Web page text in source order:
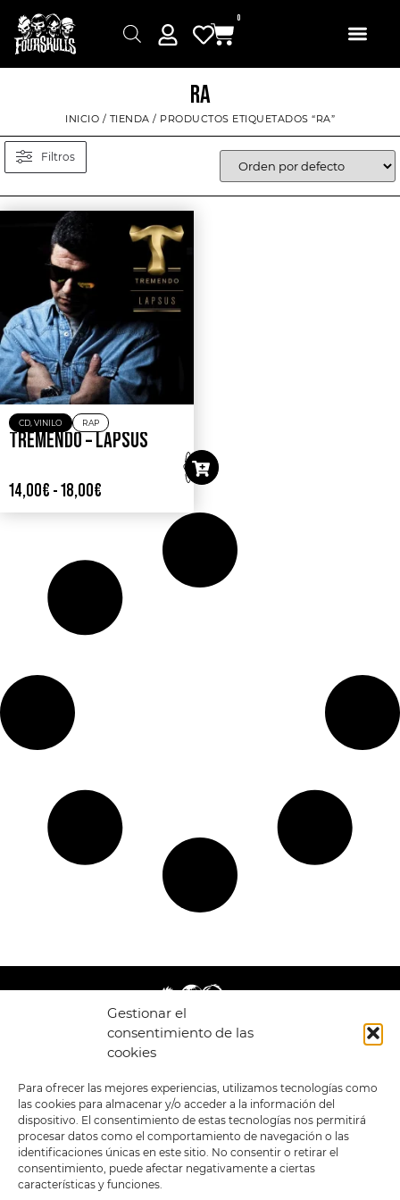
Gestionar el
consentimiento de las
cookies
Para ofrecer las mejores experiencias, utilizamos tecnologías como
las cookies para almacenar y/o acceder a la información del
dispositivo. El consentimiento de estas tecnologías nos permitirá
procesar datos como el comportamiento de navegación o las
identificaciones únicas en este sitio. No consentir o retirar el
consentimiento, puede afectar negativamente a ciertas
características y funciones.
0
RA
INICIO / TIENDA / PRODUCTOS ETIQUETADOS “RA”
Filtros
CD, VINILO RAP
TREMENDO – LAPSUS
14,00€ - 18,00€
LEGAL
POLÍTICA DE
PRIVACIDAD
TÉRMINOS Y
CONDICIONES
GENERALES DE LA
POLÍTICA DE COOKIES
ENLACES
TIENDA
ESTILOS
FORMATOS
PREVENTAS
OFERTAS
MERCHANDISING